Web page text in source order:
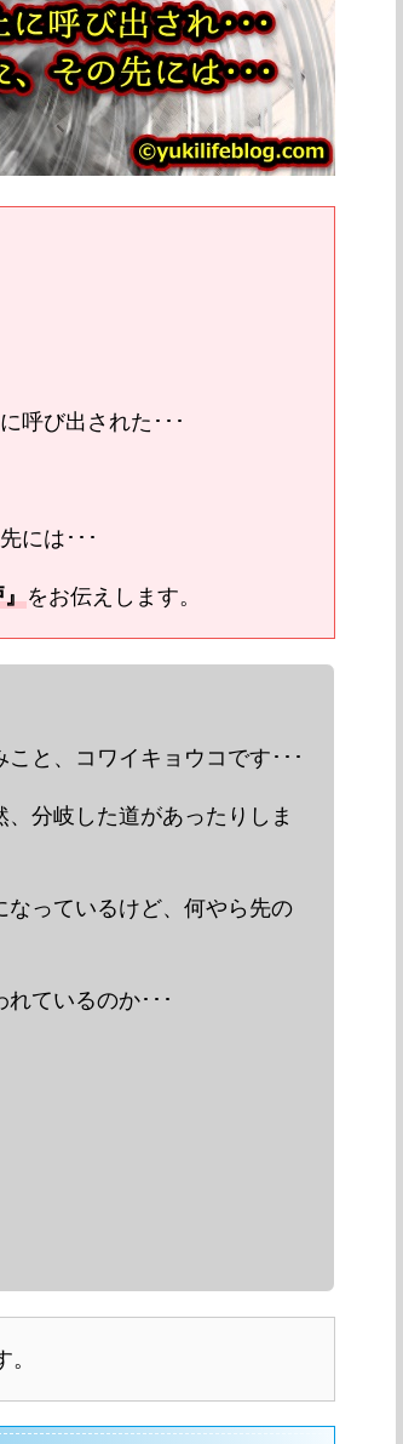
呼び出された･･･
には･･･
』をお伝えします。
と、コワイキョウコです･･･
分岐した道があったりしま
っているけど、何やら先の
ているのか･･･